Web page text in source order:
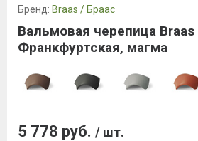
Бренд: Braas / Браас
Вальмовая черепица Braas
Франкфуртская, магма
5 778 руб. / шт.